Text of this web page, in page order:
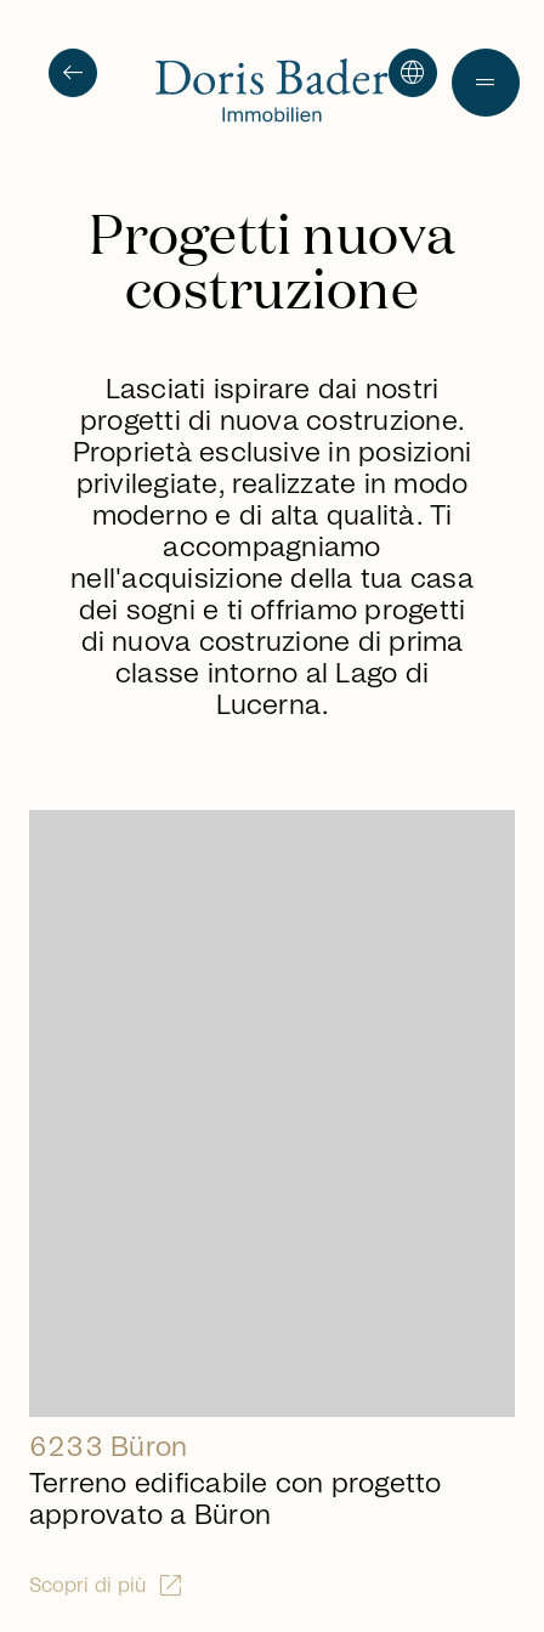
Progetti nuova
costruzione
Lasciati ispirare dai nostri
progetti di nuova costruzione.
Proprietà esclusive in posizioni
privilegiate, realizzate in modo
moderno e di alta qualità. Ti
accompagniamo
nell'acquisizione della tua casa
dei sogni e ti offriamo progetti
di nuova costruzione di prima
classe intorno al Lago di
Lucerna.
6233 Büron
Terreno edificabile con progetto
approvato a Büron
Scopri di più open_in_new
arrow_left_alt language drag_handle